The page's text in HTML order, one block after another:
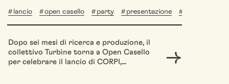
lancio open casello party presentazione
Dopo sei mesi di ricerca e produzione, il
collettivo Turbìne torna a Open Casello
per celebrare il lancio di CORPI,...